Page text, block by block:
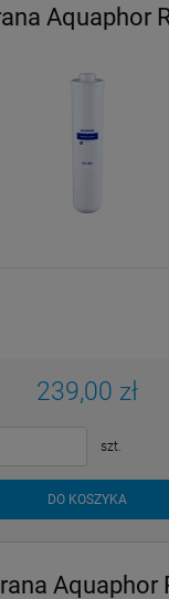
Aquaphor
239,00 zł
szt.
DO KOSZYKA
Aquaphor